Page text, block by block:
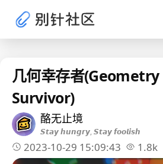
几何幸存者(Geometry
Survivor)
酪无止境
𝙎𝙩𝙖𝙮 𝙝𝙪𝙣𝙜𝙧𝙮, 𝙎𝙩𝙖𝙮 𝙛𝙤𝙤𝙡𝙞𝙨𝙝
2023-10-29 15:09:43 1.8k